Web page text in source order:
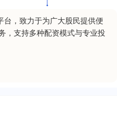
，致力于为广大股民提供便
，支持多种配资模式与专业投